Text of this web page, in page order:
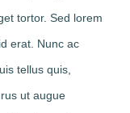
tortor. Sed lorem
erat. Nunc ac
tellus quis,
ut augue